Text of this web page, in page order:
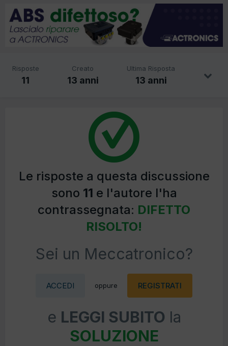
Risposte
11
Creato
13 anni
Ultima Risposta
13 anni
Le risposte a questa discussione
sono 11 e l'autore l'ha
contrassegnata: DIFETTO
RISOLTO!
Sei un Meccatronico?
ACCEDI oppure REGISTRATI
e LEGGI SUBITO la
SOLUZIONE